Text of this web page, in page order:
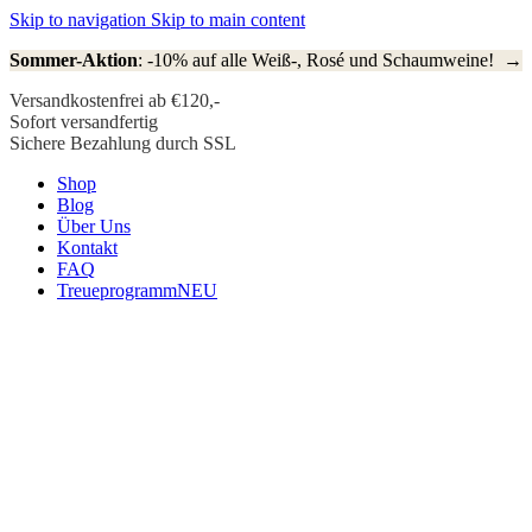
Skip to navigation Skip to main content
Sommer-Aktion: -10% auf alle Weiß-, Rosé und Schaumweine! →
Versandkostenfrei ab €120,-
Sofort versandfertig
Sichere Bezahlung durch SSL
Shop
Blog
Über Uns
Kontakt
FAQ
TreueprogrammNEU